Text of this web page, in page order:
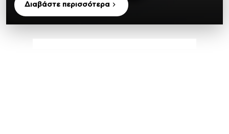
Διαβάστε περισσότερα